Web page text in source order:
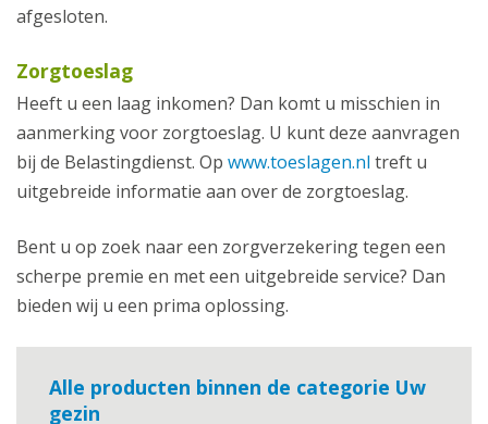
afgesloten.
Zorgtoeslag
Heeft u een laag inkomen? Dan komt u misschien in
aanmerking voor zorgtoeslag. U kunt deze aanvragen
bij de Belastingdienst. Op www.toeslagen.nl treft u
uitgebreide informatie aan over de zorgtoeslag.
Bent u op zoek naar een zorgverzekering tegen een
scherpe premie en met een uitgebreide service? Dan
bieden wij u een prima oplossing.
Alle producten binnen de categorie Uw
gezin